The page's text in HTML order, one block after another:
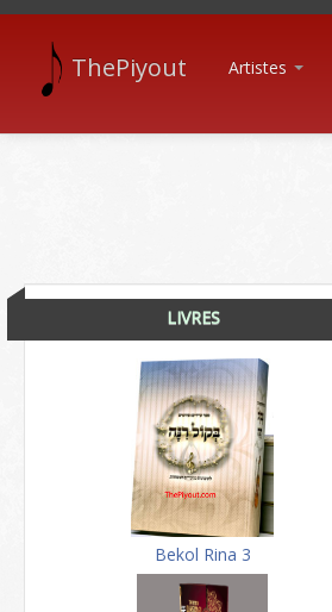
ThePiyout Artistes
LIVRES
Bekol Rina 3